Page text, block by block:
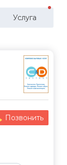
Услуга
Позвонить